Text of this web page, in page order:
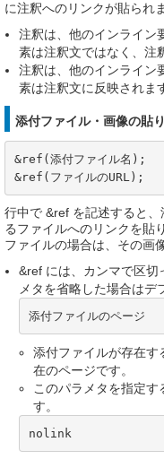
に注釈へのリンクが貼られ
注釈は、他のインライン
素は注釈文ではなく、注
注釈は、他のインライン
素は注釈文に反映されま
添付ファイル・画像の貼
&ref(添付ファイル名);
&ref(ファイルのURL);
行中で &ref を記述すると
るファイルへのリンクを貼
ファイルの場合は、その画
&ref には、カンマで区切
メタを省略した場合はデ
添付ファイルのページ
添付ファイルが存在す
在のページです。
このパラメタを指定す
す。
nolink